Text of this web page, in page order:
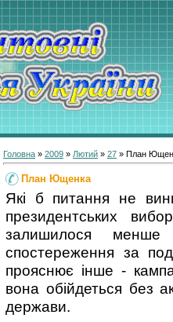
Головна » 2009 » Лютий » 27 » План
План Ющенка
Які б питання не
президентських
залишилося
спостереження за
прояснює інше -
вона обійдеться без
держави.